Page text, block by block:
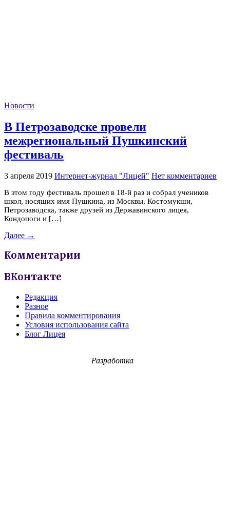
Новости
В Петрозаводске провели
межрегиональный Пушкинский
фестиваль
3 апреля 2019 Интернет-журнал "Лицей" Нет комментариев
В этом году фестиваль прошел в 18-й раз и собрал учеников
школ, носящих имя Пушкина, из Москвы, Костомукши,
Петрозаводска, также друзей из Державинского лицея,
Кондопоги и […]
Далее →
Комментарии
ВКонтакте
Редакция
Разное
Правила комментирования
Условия использования сайта
Блог Лицея
Разработка